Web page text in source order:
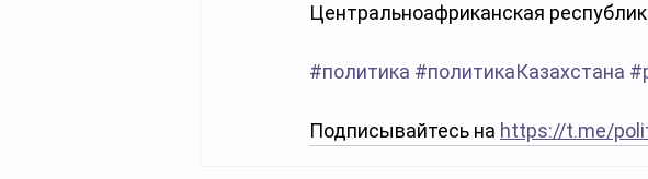
Центральноафриканская
#политика #политикаКазахстана
Подписывайтесь на https://t.me/